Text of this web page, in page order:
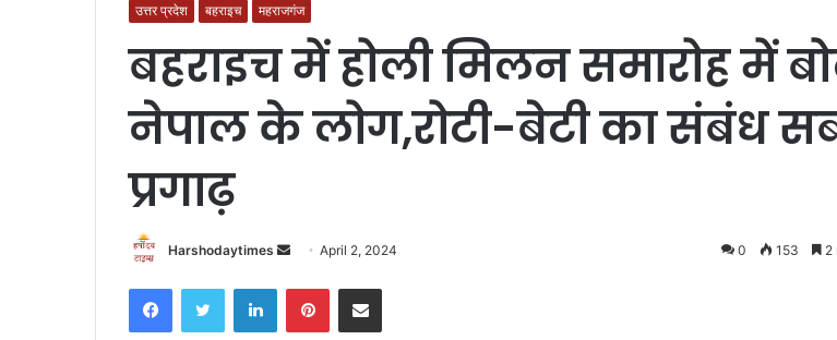
उत्तर प्रदेश बहराइच महराजगंज
बहराइच में होली मिलन समारोह में
नेपाल के लोग,रोटी-बेटी का संबंध
प्रगाढ़
Harshodaytimes
Send
email
April 2, 2024 0 153 2
FacebookTwitter LinkedInPinterestShare via Email